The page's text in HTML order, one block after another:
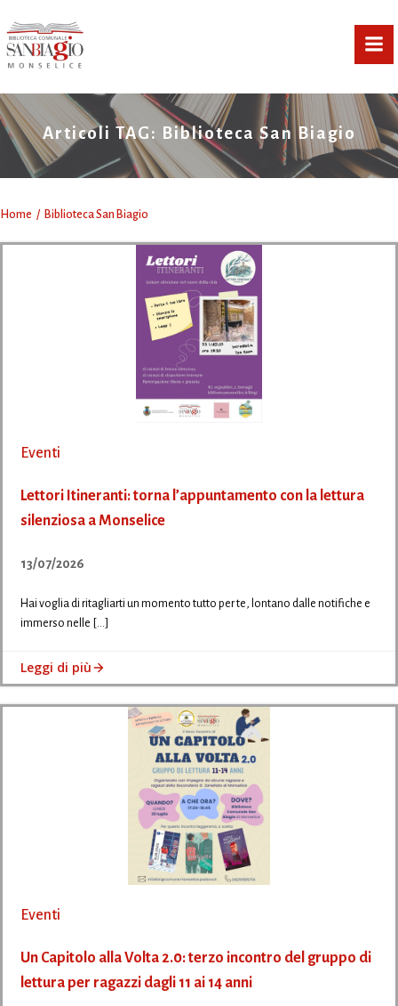
Articoli TAG: Biblioteca San Biagio
Home Biblioteca San Biagio
Eventi
Lettori Itineranti: torna l’appuntamento con la lettura
silenziosa a Monselice
13/07/2026
Hai voglia di ritagliarti un momento tutto per te, lontano dalle notifiche e
immerso nelle […]
Leggi di più
Eventi
Un Capitolo alla Volta 2.0: terzo incontro del gruppo di
lettura per ragazzi dagli 11 ai 14 anni